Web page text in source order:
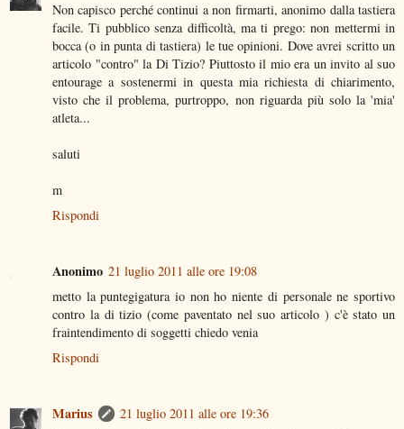
Non capisco perché continui a non firmarti, anonimo dalla tastiera
facile. Ti pubblico senza difficoltà, ma ti prego: non mettermi in
bocca (o in punta di tastiera) le tue opinioni. Dove avrei scritto un
articolo "contro" la Di Tizio? Piuttosto il mio era un invito al suo
entourage a sostenermi in questa mia richiesta di chiarimento,
visto che il problema, purtroppo, non riguarda più solo la 'mia'
atleta...
saluti
m
Rispondi
Anonimo 21 luglio 2011 alle ore 19:08
metto la puntegigatura io non ho niente di personale ne sportivo
contro la di tizio (come paventato nel suo articolo ) c'è stato un
fraintendimento di soggetti chiedo venia
Rispondi
Marius
21 luglio 2011 alle ore 19:36